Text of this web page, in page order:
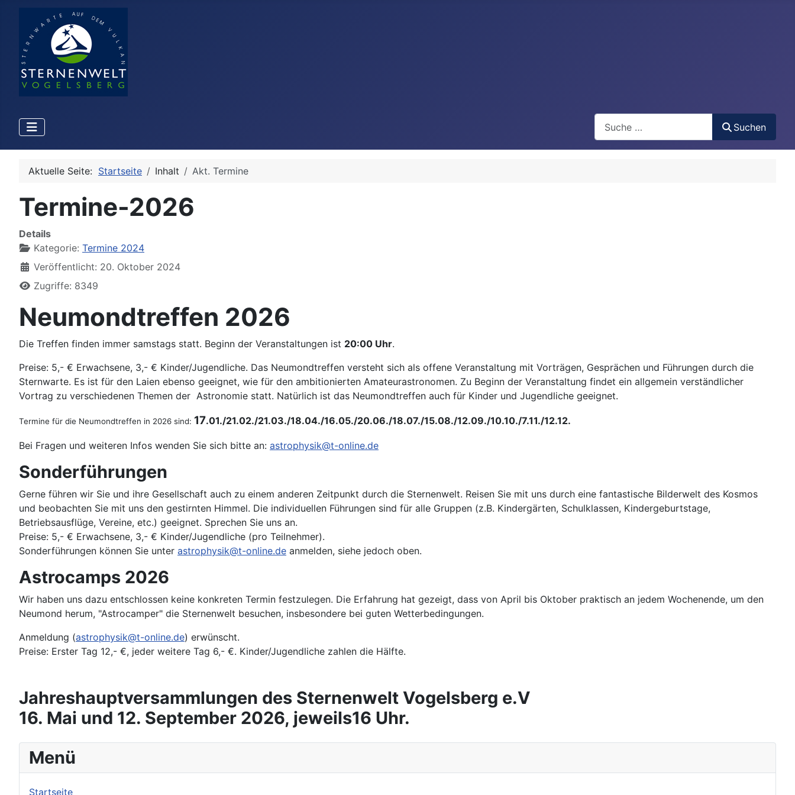
Suchen
Aktuelle Seite: Startseite Inhalt Akt. Termine
Termine-2026
Details
Kategorie: Termine 2024
Veröffentlicht: 20. Oktober 2024
Zugriffe: 8349
Neumondtreffen 2026
Die Treffen finden immer samstags statt. Beginn der Veranstaltungen ist 20:00 Uhr.
Preise: 5,- € Erwachsene, 3,- € Kinder/Jugendliche. Das Neumondtreffen versteht sich als offene Veranstaltung mit Vorträgen, Gesprächen und Führungen durch die
Sternwarte. Es ist für den Laien ebenso geeignet, wie für den ambitionierten Amateurastronomen. Zu Beginn der Veranstaltung findet ein allgemein verständlicher
Vortrag zu verschiedenen Themen der Astronomie statt. Natürlich ist das Neumondtreffen auch für Kinder und Jugendliche geeignet.
Termine für die Neumondtreffen in 2026 sind: 17.01./21.02./21.03./18.04./16.05./20.06./18.07./15.08./12.09./10.10./7.11./12.12.
Bei Fragen und weiteren Infos wenden Sie sich bitte an: astrophysik@t-online.de
Sonderführungen
Gerne führen wir Sie und ihre Gesellschaft auch zu einem anderen Zeitpunkt durch die Sternenwelt. Reisen Sie mit uns durch eine fantastische Bilderwelt des Kosmos
und beobachten Sie mit uns den gestirnten Himmel. Die individuellen Führungen sind für alle Gruppen (z.B. Kindergärten, Schulklassen, Kindergeburtstage,
Betriebsausflüge, Vereine, etc.) geeignet. Sprechen Sie uns an.
Preise: 5,- € Erwachsene, 3,- € Kinder/Jugendliche (pro Teilnehmer).
Sonderführungen können Sie unter astrophysik@t-online.de anmelden, siehe jedoch oben.
Astrocamps 2026
Wir haben uns dazu entschlossen keine konkreten Termin festzulegen. Die Erfahrung hat gezeigt, dass von April bis Oktober praktisch an jedem Wochenende, um den
Neumond herum, "Astrocamper" die Sternenwelt besuchen, insbesondere bei guten Wetterbedingungen.
Anmeldung (astrophysik@t-online.de) erwünscht.
Preise: Erster Tag 12,- €, jeder weitere Tag 6,- €. Kinder/Jugendliche zahlen die Hälfte.
Jahreshauptversammlungen des Sternenwelt Vogelsberg e.V
16. Mai und 12. September 2026, jeweils16 Uhr.
Menü
Startseite